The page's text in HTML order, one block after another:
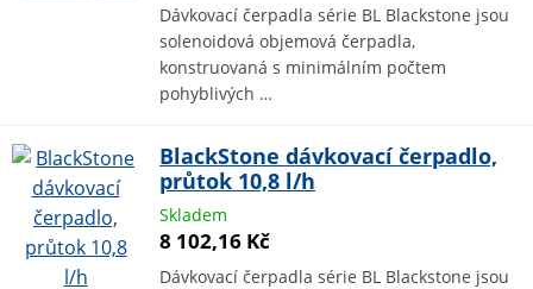
Dávkovací čerpadla série BL Blackstone jsou
solenoidová objemová čerpadla,
konstruovaná s minimálním počtem
pohyblivých …
BlackStone dávkovací čerpadlo,
průtok 10,8 l/h
Skladem
8 102,16 Kč
Dávkovací čerpadla série BL Blackstone jsou